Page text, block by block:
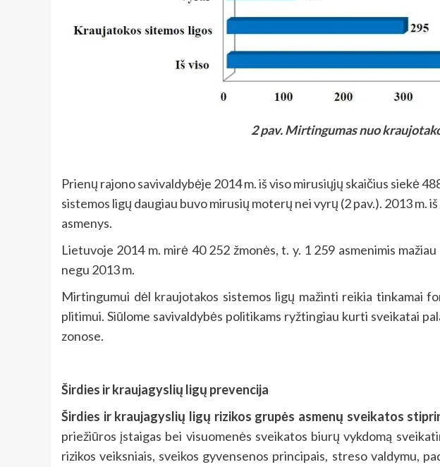
2 pav. Mirtingumas nuo
Prienų rajono savivaldybėje 2014 m. iš viso mirusiųjų skaičius siekė
sistemos ligų daugiau buvo mirusių moterų nei vyrų (2 pav.). 2013 m.
asmenys.
Lietuvoje 2014 m. mirė 40 252 žmonės, t. y. 1 259 asmenimis
negu 2013 m.
Mirtingumui dėl kraujotakos sistemos ligų mažinti reikia tinkamai
plitimui. Siūlome savivaldybės politikams ryžtingiau kurti sveikatai
zonose.
Širdies ir kraujagyslių ligų prevencija
Širdies ir kraujagyslių ligų rizikos grupės asmenų sveikatos
priežiūros įstaigas bei visuomenės sveikatos biurų vykdomą
rizikos veiksniais, sveikos gyvensenos principais, streso valdymu,